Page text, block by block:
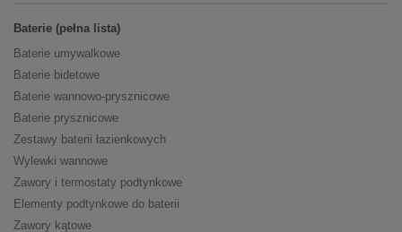
Baterie (pełna lista)
Baterie umywalkowe
Baterie bidetowe
Baterie wannowo-prysznicowe
Baterie prysznicowe
Zestawy baterii łazienkowych
Wylewki wannowe
Zawory i termostaty podtynkowe
Elementy podtynkowe do baterii
Zawory kątowe